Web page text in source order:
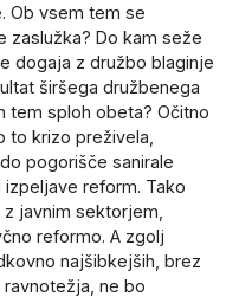
Ob vsem tem se
zaslužka? Do kam seže
dogaja z družbo blaginje
širšega družbenega
tem sploh obeta? Očitno
to krizo preživela,
pogorišče sanirale
reform. Tako
javnim sektorjem,
reformo. A zgolj
najšibkejših, brez
ne bo